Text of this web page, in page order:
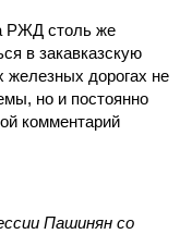
РЖД столь же
в закавказскую
железных дорогах не
но и постоянно
комментарий
Пашинян со